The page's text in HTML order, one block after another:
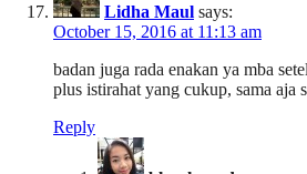
Lidha Maul says:
October 15, 2016 at 11:13 am
badan juga rada enakan ya mba
plus istirahat yang cukup, sama aja
Reply